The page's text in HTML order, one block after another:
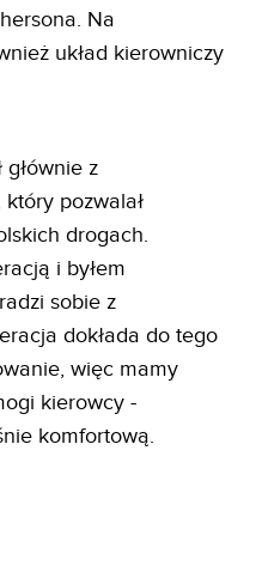
Na
układ kierowniczy
głównie z
pozwalał
drogach.
i byłem
sobie z
dokłada do tego
więc mamy
kierowcy -
komfortową.